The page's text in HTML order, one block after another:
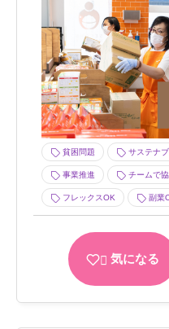
貧困問題 サステナ
事業推進 チームで
フレックスOK 副業
気になる